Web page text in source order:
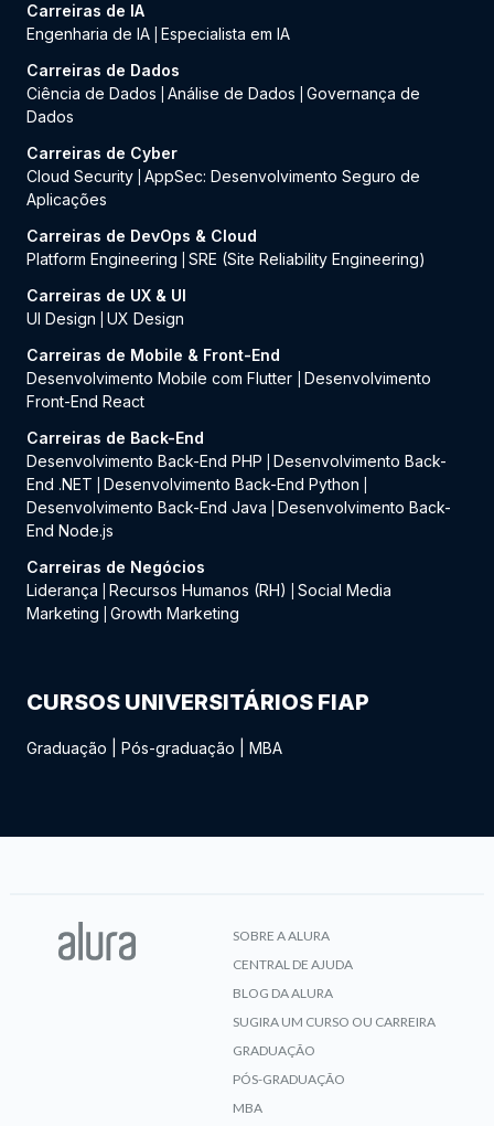
Carreiras de IA
Engenharia de IA Especialista em IA
Carreiras de Dados
Ciência de Dados
Análise de Dados
Governança de
Dados
Carreiras de Cyber
Cloud Security AppSec: Desenvolvimento Seguro de
Aplicações
Carreiras de DevOps & Cloud
Platform Engineering
SRE (Site Reliability Engineering)
Carreiras de UX & UI
UI Design
UX Design
Carreiras de Mobile & Front-End
Desenvolvimento Mobile com Flutter
Desenvolvimento
Front-End React
Carreiras de Back-End
Desenvolvimento Back-End PHP
Desenvolvimento Back-
End .NET
Desenvolvimento Back-End Python
Desenvolvimento Back-End Java
Desenvolvimento Back-
End Node.js
Carreiras de Negócios
Liderança
Recursos Humanos (RH)
Social Media
Marketing
Growth Marketing
CURSOS UNIVERSITÁRIOS FIAP
Graduação Pós-graduação MBA
SOBRE A ALURA
CENTRAL DE AJUDA
BLOG DA ALURA
SUGIRA UM CURSO OU CARREIRA
GRADUAÇÃO
PÓS-GRADUAÇÃO
MBA